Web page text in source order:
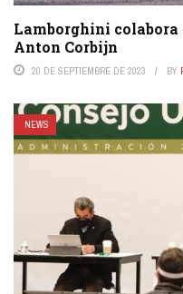
Lamborghini
Anton Corbijn
20 DE SEPTIEMBRE DE 2023 BY
NEWS